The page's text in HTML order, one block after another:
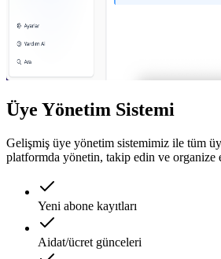
Üye Yönetim Sistemi
Gelişmiş üye yönetim sistemimiz ile tüm
platformda yönetin, takip edin ve organize
Yeni abone kayıtları
Aidat/ücret günceleri